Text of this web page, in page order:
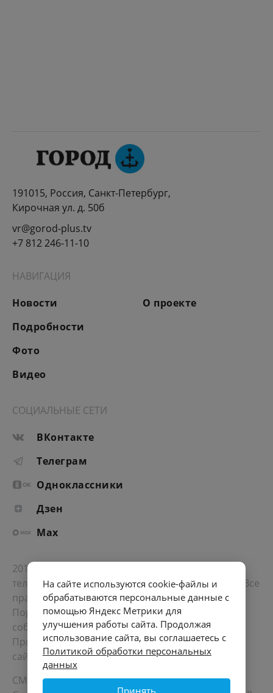
191015, Россия, Санкт-Петербург,
Кирочная ул. д. 50б
vr@gorod-plus.tv
+7 812 246-11-10
НАВИГАЦИЯ
Новости
Подробности
Фото
Видео
О проекте
СОЦИАЛЬНЫЕ СЕТИ
ВКонтакте
Телеграм
Одноклассники
Дзен
Max
2012-2026 © Портал «Электронное интернет-
телевидение правительства Санкт-Петербурга». Все
права защищены.
Портал Санкт-Петербурга- о его людях, жизни,
событиях, последних новостях.
При перепечатке материалов, прямая ссылка на
сайт обязательна. Возрастное ограничение 12+.
СМИ
На сайте используются cookie-файлы и
обрабатываются персональные данные с
помощью Яндекс Метрики для
улучшения работы сайта. Продолжая
использование сайта, вы соглашаетесь с
Политикой обработки персональных
данных
Принять